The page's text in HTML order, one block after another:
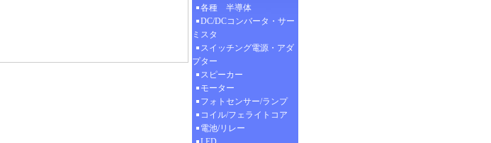
各種 半導体
DC/DCコンバータ・サー
ミスタ
スイッチング電源・アダ
プター
スピーカー
モーター
フォトセンサー/ランプ
コイル/フェライトコア
電池/リレー